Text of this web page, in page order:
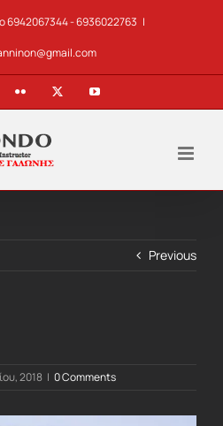
6942067344 - 6936022763 |
Flickr YouTube
Previous
2018 | 0 Comments